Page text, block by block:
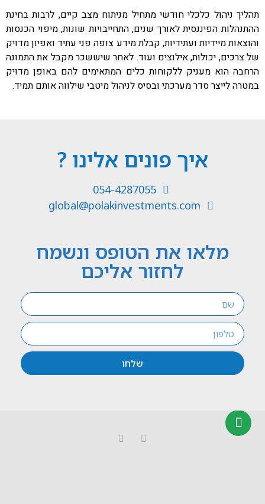
תהליך ניהול כלכלי חודשי מתחיל מניתוח מצב קיים, לרבות בחינת
ההתנהלות הפיננסית לאורך שנים, התחייבויות שונות, מיפוי הכנסות
והוצאות מיידיות ועתידיות, קבלת מידע צופה פני עתיד ואפיון מדויק
של צרכים, יכולות, אילוצים ועוד. לאחר שיששכר מקבל את התמונה
הרחבה הוא מעניק ללקוחות כלים המתאימים להם באופן מדויק
במטרה לייצר סדר מערכתי ובסיס לניהול מיטבי שילווה אותם תמיד.
איך פונים אלינו ?
054-4287055
global@polakinvestments.com
מלאו את הטופס ונשמח
לחזור אליכם
שלחו